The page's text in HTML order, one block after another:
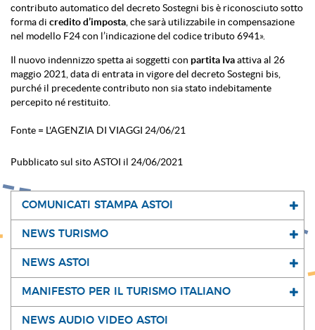
contributo automatico del decreto Sostegni bis è riconosciuto sotto
forma di credito d’imposta , che sarà utilizzabile in compensazione
nel modello F24 con l’indicazione del codice tributo 6941».
Il nuovo indennizzo spetta ai soggetti con partita Ivaattiva al 26
maggio 2021, data di entrata in vigore del decreto Sostegni bis,
purché il precedente contributo non sia stato indebitamente
percepito né restituito.
Fonte = L'AGENZIA DI VIAGGI 24/06/21
Pubblicato sul sito ASTOI il 24/06/2021
COMUNICATI STAMPA ASTOI
NEWS TURISMO
NEWS ASTOI
MANIFESTO PER IL TURISMO ITALIANO
NEWS AUDIO VIDEO ASTOI